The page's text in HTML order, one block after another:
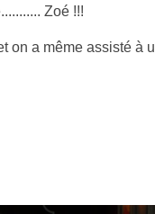
Zoé !!!
on a même assisté à